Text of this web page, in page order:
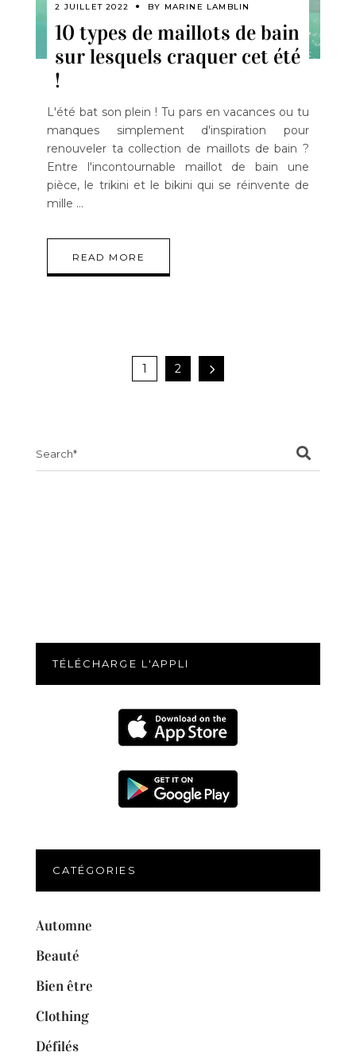
2 JUILLET 2022 BY MARINE LAMBLIN
10 types de maillots de bain
sur lesquels craquer cet été
!
L'été bat son plein ! Tu pars en vacances ou tu
manques simplement d'inspiration pour
renouveler ta collection de maillots de bain ?
Entre l'incontournable maillot de bain une
pièce, le trikini et le bikini qui se réinvente de
mille
READ MORE
1 2
TÉLÉCHARGE L'APPLI
CATÉGORIES
Automne
Beauté
Bien être
Clothing
Défilés